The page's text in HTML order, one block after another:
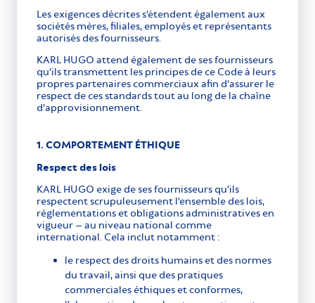
Les exigences décrites s’étendent également aux
sociétés mères, filiales, employés et représentants
autorisés des fournisseurs.
KARL HUGO attend également de ses fournisseurs
qu’ils transmettent les principes de ce Code à leurs
propres partenaires commerciaux afin d’assurer le
respect de ces standards tout au long de la chaîne
d’approvisionnement.
1. COMPORTEMENT ÉTHIQUE
Respect des lois
KARL HUGO exige de ses fournisseurs qu’ils
respectent scrupuleusement l’ensemble des lois,
réglementations et obligations administratives en
vigueur – au niveau national comme
international. Cela inclut notamment :
le respect des droits humains et des normes
du travail, ainsi que des pratiques
commerciales éthiques et conformes,